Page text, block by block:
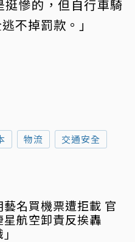
慘的，但自行車騎
不掉罰款。」
物流 交通安全
藝名買機票遭拒載 官
星航空卸責反挨轟